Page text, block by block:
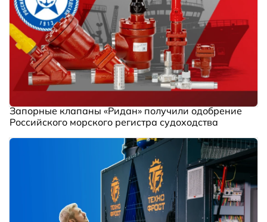
Запорные клапаны «Ридан» получили одобрение
Российского морского регистра судоходства